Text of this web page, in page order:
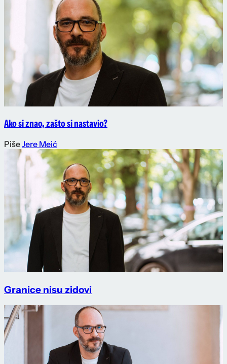
Ako si znao, zašto si nastavio?
PišeJere Meić
Granice nisu zidovi